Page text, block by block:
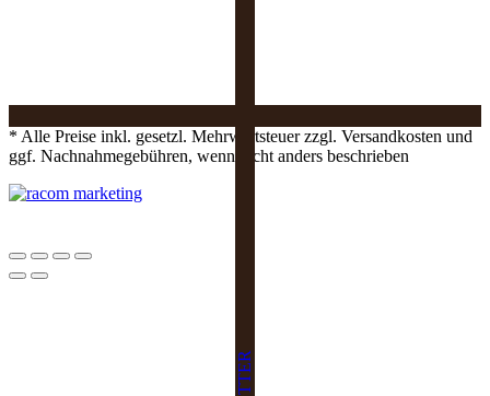
* Alle Preise inkl. gesetzl. Mehrwertsteuer zzgl. Versandkosten und
ggf. Nachnahmegebühren, wenn nicht anders beschrieben